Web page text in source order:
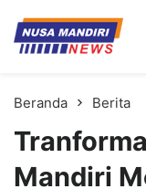
Kampus
Universitas Nusa
Beranda Berita
Mandiri